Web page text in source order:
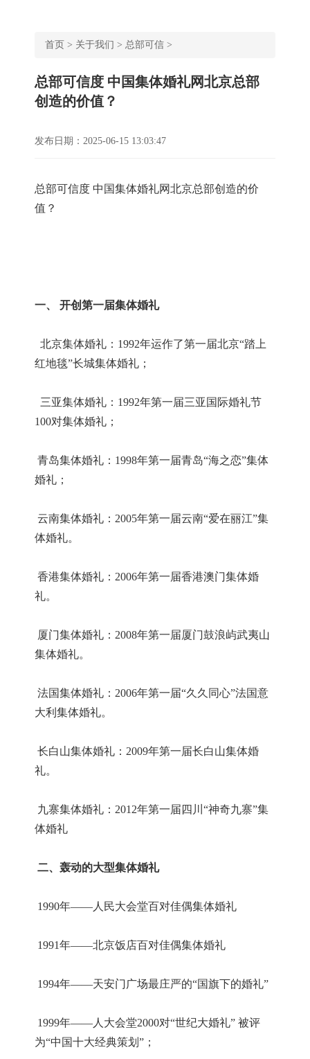
首页 > 关于我们 > 总部可信 >
总部可信度 中国集体婚礼网北京总部
创造的价值？
发布日期：2025-06-15 13:03:47
总部可信度 中国集体婚礼网北京总部创造的价
值？
一、 开创第一届集体婚礼
北京集体婚礼：1992年运作了第一届北京“踏上
红地毯”长城集体婚礼；
三亚集体婚礼：1992年第一届三亚国际婚礼节
100对集体婚礼；
青岛集体婚礼：1998年第一届青岛“海之恋”集体
婚礼；
云南集体婚礼：2005年第一届云南“爱在丽江”集
体婚礼。
香港集体婚礼：2006年第一届香港澳门集体婚
礼。
厦门集体婚礼：2008年第一届厦门鼓浪屿武夷山
集体婚礼。
法国集体婚礼：2006年第一届“久久同心”法国意
大利集体婚礼。
长白山集体婚礼：2009年第一届长白山集体婚
礼。
九寨集体婚礼：2012年第一届四川“神奇九寨”集
体婚礼
二、轰动的大型集体婚礼
1990年——人民大会堂百对佳偶集体婚礼
1991年——北京饭店百对佳偶集体婚礼
1994年——天安门广场最庄严的“国旗下的婚礼”
1999年——人大会堂2000对“世纪大婚礼” 被评
为“中国十大经典策划”；